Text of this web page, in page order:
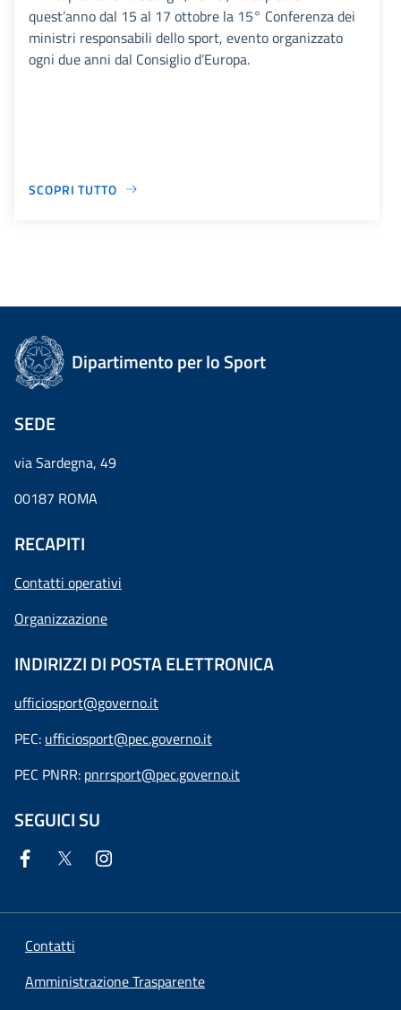
quest’anno dal 15 al 17 ottobre la 15° Conferenza dei
ministri responsabili dello sport, evento organizzato
ogni due anni dal Consiglio d’Europa.
SCOPRI TUTTO
Dipartimento per lo Sport
SEDE
via Sardegna, 49
00187 ROMA
RECAPITI
Contatti operativi
Organizzazione
INDIRIZZI DI POSTA ELETTRONICA
ufficiosport@governo.it
PEC: ufficiosport@pec.governo.it
PEC PNRR: pnrrsport@pec.governo.it
SEGUICI SU
Contatti
Amministrazione Trasparente